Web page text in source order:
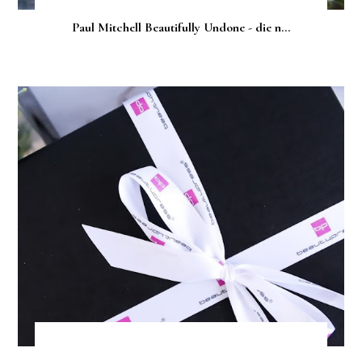
Paul Mitchell Beautifully Undone - die n...